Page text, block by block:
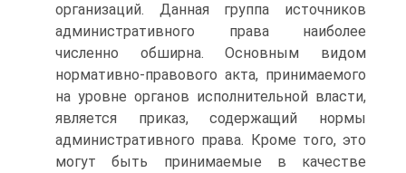
организаций. Данная группа источников
административного права наиболее
численно обширна. Основным видом
нормативно-правового акта, принимаемого
на уровне органов исполнительной власти,
является приказ, содержащий нормы
административного права. Кроме того, это
могут быть принимаемые в качестве